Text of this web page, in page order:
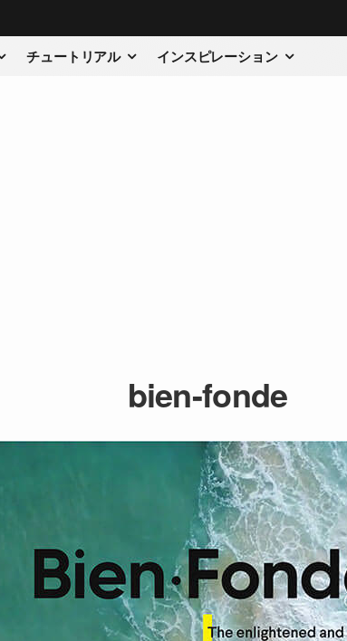
チュートリアル インスピレーション
bien-fonde